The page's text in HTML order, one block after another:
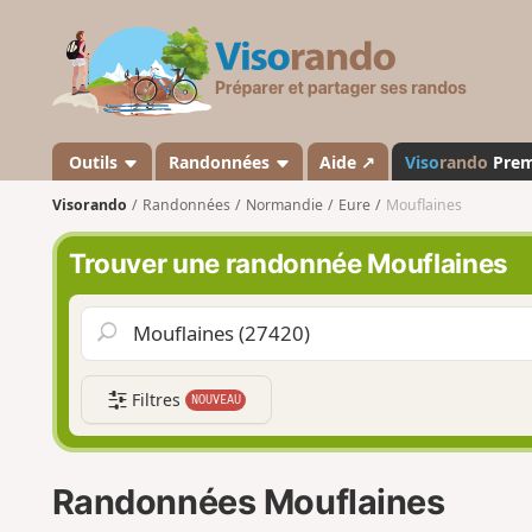
s
a
n
o
Outils Randonnées Aide ↗ Visorando
Visorando Randonnées Normandie Eure Mouflaines
Trouver une randonnée Mouflaines
Filtres NOUVEAU
Randonnées Mouflaines